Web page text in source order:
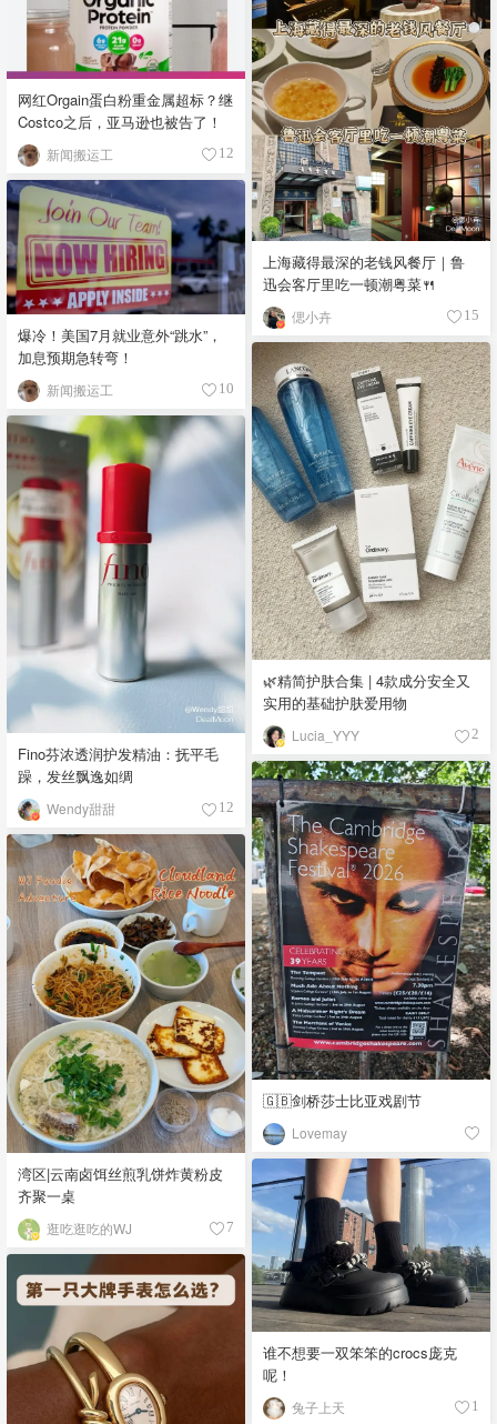
网红Orgain蛋白粉重金属超标？继
Costco之后，亚马逊也被告了！
新闻搬运工 12
上海藏得最深的老钱风餐厅｜鲁
迅会客厅里吃一顿潮粤菜🍴
偲小卉 15
爆冷！美国7月就业意外“跳水”，
加息预期急转弯！
新闻搬运工 10
🌿精简护肤合集 | 4款成分安全又
实用的基础护肤爱用物
Lucia_YYY 2
Fino芬浓透润护发精油：抚平毛
躁，发丝飘逸如绸
Wendy甜甜 12
🇬🇧剑桥莎士比亚戏剧节
Lovemay
湾区|云南卤饵丝煎乳饼炸黄粉皮
齐聚一桌
逛吃逛吃的WJ 7
谁不想要一双笨笨的crocs庞克
呢！
兔子上天 1